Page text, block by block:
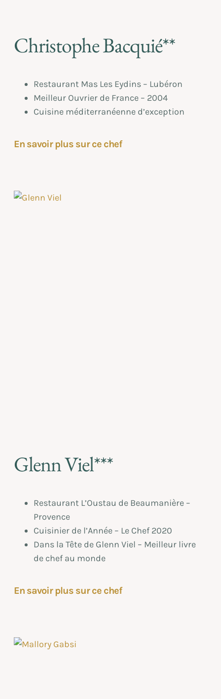
Christophe Bacquié**
Restaurant Mas Les Eydins – Lubéron
Meilleur Ouvrier de France – 2004
Cuisine méditerranéenne d’exception
En savoir plus sur ce chef
Glenn Viel***
Restaurant L’Oustau de Beaumanière –
Provence
Cuisinier de l’Année – Le Chef 2020
Dans la Tête de Glenn Viel – Meilleur livre
de chef au monde
En savoir plus sur ce chef